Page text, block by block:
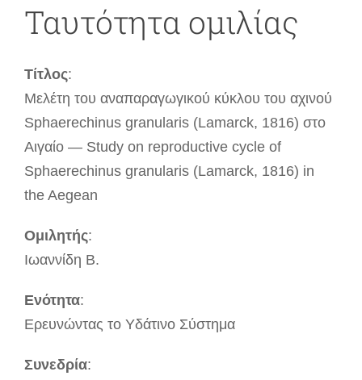
Ταυτότητα ομιλίας
Τίτλος:
Μελέτη του αναπαραγωγικού κύκλου του αχινού
Sphaerechinus granularis (Lamarck, 1816) στο
Αιγαίο — Study on reproductive cycle of
Sphaerechinus granularis (Lamarck, 1816) in
the Aegean
Ομιλητής:
Ιωαννίδη Β.
Ενότητα:
Ερευνώντας το Υδάτινο Σύστημα
Συνεδρία: